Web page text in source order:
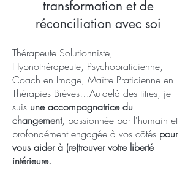
transformation et de
réconciliation avec soi
Thérapeute Solutionniste,
Hypnothérapeute, Psychopraticienne,
Coach en Image, Maître Praticienne en
Thérapies Brèves…Au-delà des titres, je
suis une accompagnatrice du
changement, passionnée par l'humain et
profondément engagée à vos côtés pour
vous aider à (re)trouver votre liberté
intérieure.